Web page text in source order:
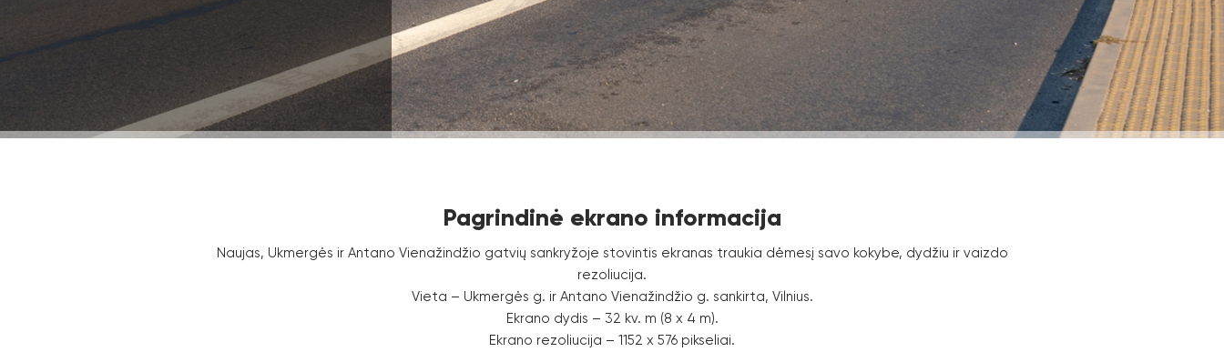
Pagrindinė ekrano informacija
Naujas, Ukmergės ir Antano Vienažindžio gatvių sankryžoje stovintis ekranas traukia dėmesį savo kokybe, dydžiu ir vaizdo
rezoliucija.
Vieta – Ukmergės g. ir Antano Vienažindžio g. sankirta, Vilnius.
Ekrano dydis – 32 kv. m (8 x 4 m).
Ekrano rezoliucija – 1152 x 576 pikseliai.